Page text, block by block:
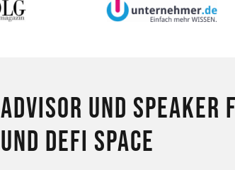
Advisor und Speaker
und DeFi Space